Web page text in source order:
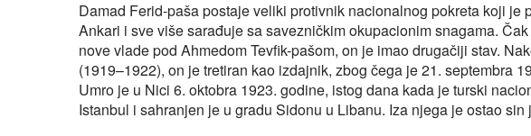
Damad Ferid-paša postaje veliki protivnik nacionalnog pokreta koji je
Ankari i sve više sarađuje sa savezničkim okupacionim snagama.
nove vlade pod Ahmedom Tevfik-pašom, on je imao drugačiji stav.
(1919–1922), on je tretiran kao izdajnik, zbog čega je 21. septembra
Umro je u Nici 6. oktobra 1923. godine, istog dana kada je turski
Istanbul i sahranjen je u gradu Sidonu u Libanu. Iza njega je ostao sin